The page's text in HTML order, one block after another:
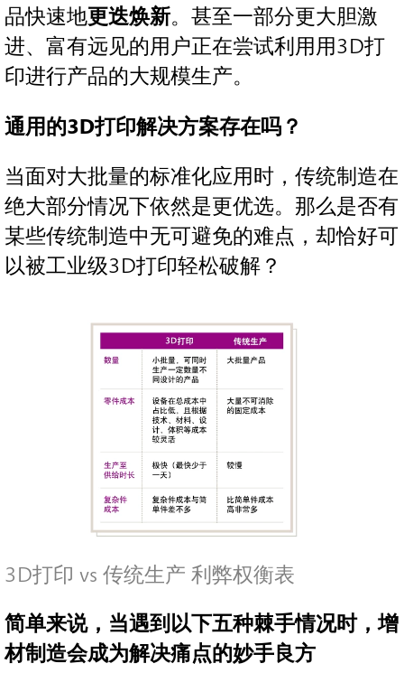
品快速地更迭焕新。甚至一部分更大胆激
进、富有远见的用户正在尝试利用用3D打
印进行产品的大规模生产。
通用的3D打印解决方案存在吗？
当面对大批量的标准化应用时，传统制造在
绝大部分情况下依然是更优选。那么是否有
某些传统制造中无可避免的难点，却恰好可
以被工业级3D打印轻松破解？
3D打印 vs 传统生产 利弊权衡表
简单来说，当遇到以下五种棘手情况时，增
材制造会成为解决痛点的妙手良方